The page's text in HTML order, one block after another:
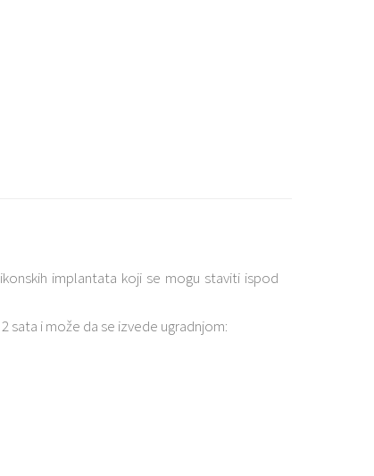
implantata koji se mogu staviti ispod
sata i može da se izvede ugradnjom: